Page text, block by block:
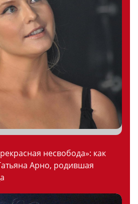
несвобода»: как
Арно, родившая